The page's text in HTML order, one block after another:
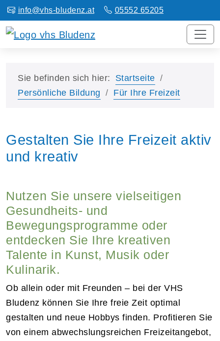
info@vhs-bludenz.at 05552 65205
Sie befinden sich hier:
Startseite
Persönliche Bildung
Für Ihre Freizeit
Gestalten Sie Ihre Freizeit aktiv
und kreativ
Nutzen Sie unsere vielseitigen
Gesundheits- und
Bewegungsprogramme oder
entdecken Sie Ihre kreativen
Talente in Kunst, Musik oder
Kulinarik.
Ob allein oder mit Freunden – bei der VHS
Bludenz können Sie Ihre freie Zeit optimal
gestalten und neue Hobbys finden. Profitieren Sie
von einem abwechslungsreichen Freizeitangebot,